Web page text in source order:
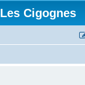
Les Cigognes